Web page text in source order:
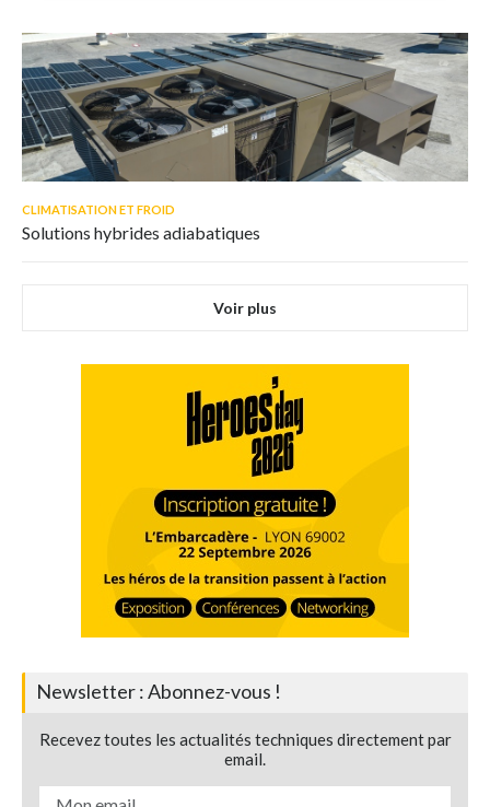
CLIMATISATION ET FROID
Solutions hybrides adiabatiques
Voir plus
Newsletter : Abonnez-vous !
Recevez toutes les actualités techniques directement par
email.